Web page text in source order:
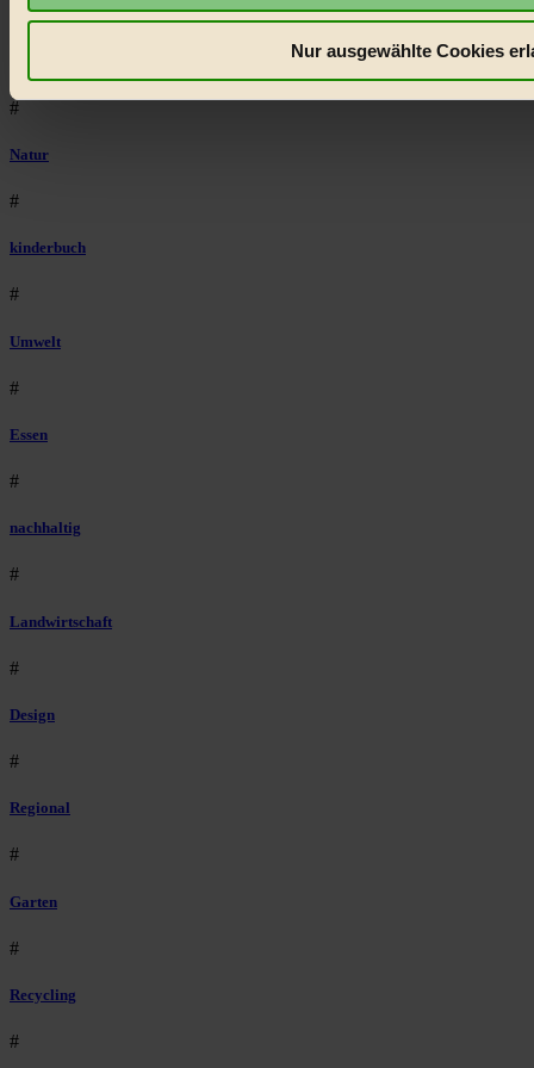
Nur ausgewählte Cookies
#
Natur
#
kinderbuch
#
Umwelt
#
Essen
#
nachhaltig
#
Landwirtschaft
#
Design
#
Regional
#
Garten
#
Recycling
#